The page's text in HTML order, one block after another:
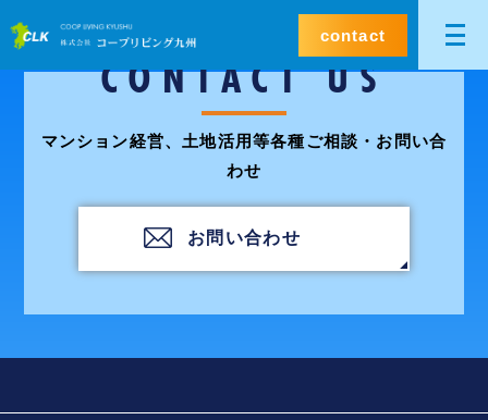
contact
CONTACT US
マンション経営、土地活用等各種ご相談・お問い合
わせ
お問い合わせ